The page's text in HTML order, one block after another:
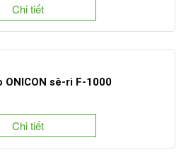
Chi tiết
ONICON sê-ri F-1000
Chi tiết